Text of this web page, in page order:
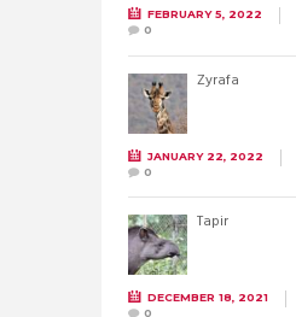
FEBRUARY 5, 2022
0
Żyrafa
JANUARY 22, 2022
0
Tapir
DECEMBER 18, 2021
0